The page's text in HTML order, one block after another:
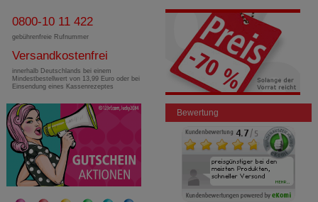
0800-10 11 422
gebührenfreie Rufnummer
Versandkostenfrei
innerhalb Deutschlands bei einem
Mindestbestellwert von 13,99 Euro oder bei
Einsendung eines Kassenrezeptes
Bewertung